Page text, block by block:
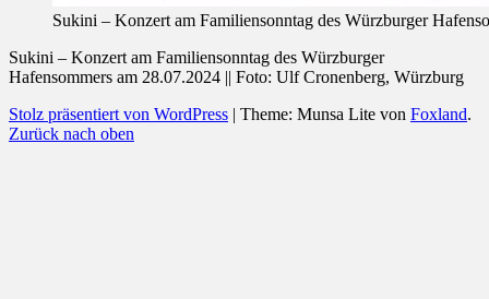
Sukini – Konzert am Familiensonntag des Würzburger
Sukini – Konzert am Familiensonntag des Würzburger
Hafensommers am 28.07.2024 || Foto: Ulf Cronenberg, Würzburg
Stolz präsentiert von WordPress | Theme: Munsa Lite von Foxland.
Zurück nach oben